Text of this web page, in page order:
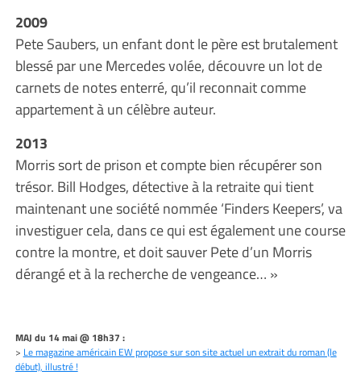
2009
Pete Saubers, un enfant dont le père est brutalement
blessé par une Mercedes volée, découvre un lot de
carnets de notes enterré, qu’il reconnait comme
appartement à un célèbre auteur.
2013
Morris sort de prison et compte bien récupérer son
trésor. Bill Hodges, détective à la retraite qui tient
maintenant une société nommée ‘Finders Keepers’, va
investiguer cela, dans ce qui est également une course
contre la montre, et doit sauver Pete d’un Morris
dérangé et à la recherche de vengeance… »
MAJ du 14 mai @ 18h37 :
> Le magazine américain EW propose sur son site actuel un extrait du roman (le
début), illustré !